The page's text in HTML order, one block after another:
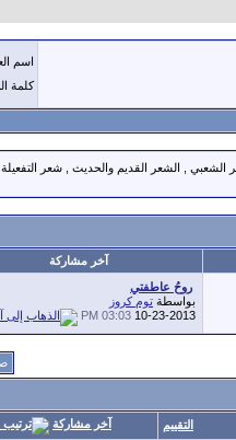
اسم
كلمة
, الشعر القديم والحديث , شعر
آخر مشاركة
روحُ عاطفتي
بواسطة توم كروز
10-23-2013
03:03 PM
التقييم آخر مشاركة